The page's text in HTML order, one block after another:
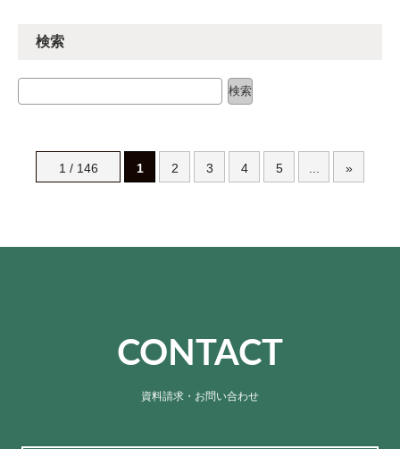
検索
検索
検索
1 / 146 1 2 3 4 5 ... »
CONTACT
資料請求・お問い合わせ